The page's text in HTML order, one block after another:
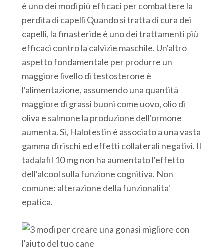
è uno dei modi più efficaci per combattere la
perdita di capelli Quando si tratta di cura dei
capelli, la finasteride è uno dei trattamenti più
efficaci contro la calvizie maschile. Un'altro
aspetto fondamentale per produrre un
maggiore livello di testosterone è
l'alimentazione, assumendo una quantità
maggiore di grassi buoni come uovo, olio di
oliva e salmone la produzione dell'ormone
aumenta. Sì, Halotestin è associato a una vasta
gamma di rischi ed effetti collaterali negativi. Il
tadalafil 10 mg non ha aumentato l'effetto
dell'alcool sulla funzione cognitiva. Non
comune: alterazione della funzionalita'
epatica.